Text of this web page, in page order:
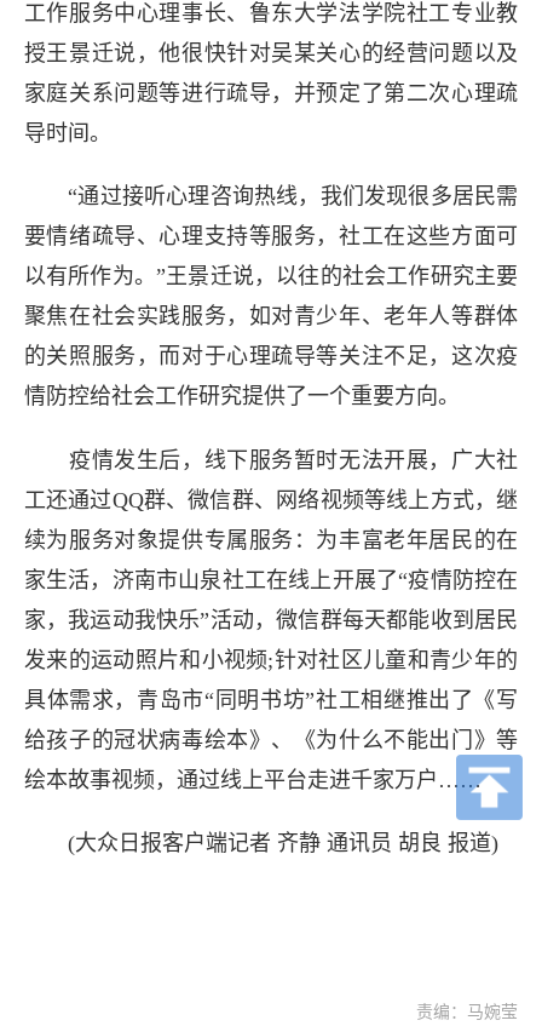
工作服务中心理事长、鲁东大学法学院社工专业教
授王景迁说，他很快针对吴某关心的经营问题以及
家庭关系问题等进行疏导，并预定了第二次心理疏
导时间。
“通过接听心理咨询热线，我们发现很多居民需
要情绪疏导、心理支持等服务，社工在这些方面可
以有所作为。”王景迁说，以往的社会工作研究主要
聚焦在社会实践服务，如对青少年、老年人等群体
的关照服务，而对于心理疏导等关注不足，这次疫
情防控给社会工作研究提供了一个重要方向。
疫情发生后，线下服务暂时无法开展，广大社
工还通过QQ群、微信群、网络视频等线上方式，继
续为服务对象提供专属服务：为丰富老年居民的在
家生活，济南市山泉社工在线上开展了“疫情防控在
家，我运动我快乐”活动，微信群每天都能收到居民
发来的运动照片和小视频;针对社区儿童和青少年的
具体需求，青岛市“同明书坊”社工相继推出了《写
给孩子的冠状病毒绘本》、《为什么不能出门》等
绘本故事视频，通过线上平台走进千家万户……
(大众日报客户端记者 齐静 通讯员 胡良 报道)
责编：马婉莹